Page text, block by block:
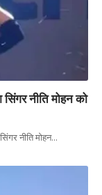
नीति मोहन को
नीति मोहन…